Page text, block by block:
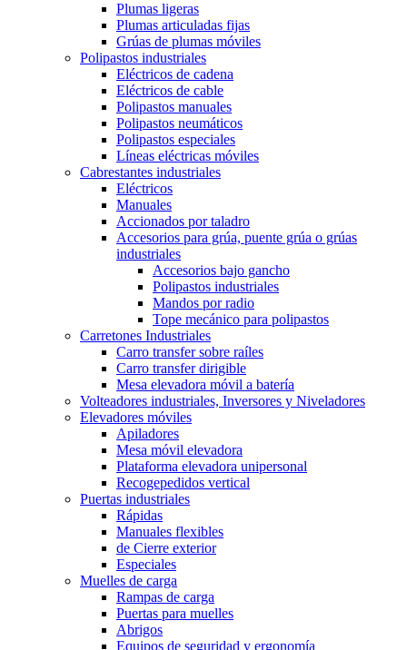
Plumas ligeras
Plumas articuladas fijas
Grúas de plumas móviles
Polipastos industriales
Eléctricos de cadena
Eléctricos de cable
Polipastos manuales
Polipastos neumáticos
Polipastos especiales
Líneas eléctricas móviles
Cabrestantes industriales
Eléctricos
Manuales
Accionados por taladro
Accesorios para grúa, puente grúa o grúas
industriales
Accesorios bajo gancho
Polipastos industriales
Mandos por radio
Tope mecánico para polipastos
Carretones Industriales
Carro transfer sobre raíles
Carro transfer dirigible
Mesa elevadora móvil a batería
Volteadores industriales, Inversores y Niveladores
Elevadores móviles
Apiladores
Mesa móvil elevadora
Plataforma elevadora unipersonal
Recogepedidos vertical
Puertas industriales
Rápidas
Manuales flexibles
de Cierre exterior
Especiales
Muelles de carga
Rampas de carga
Puertas para muelles
Abrigos
Equipos de seguridad y ergonomía